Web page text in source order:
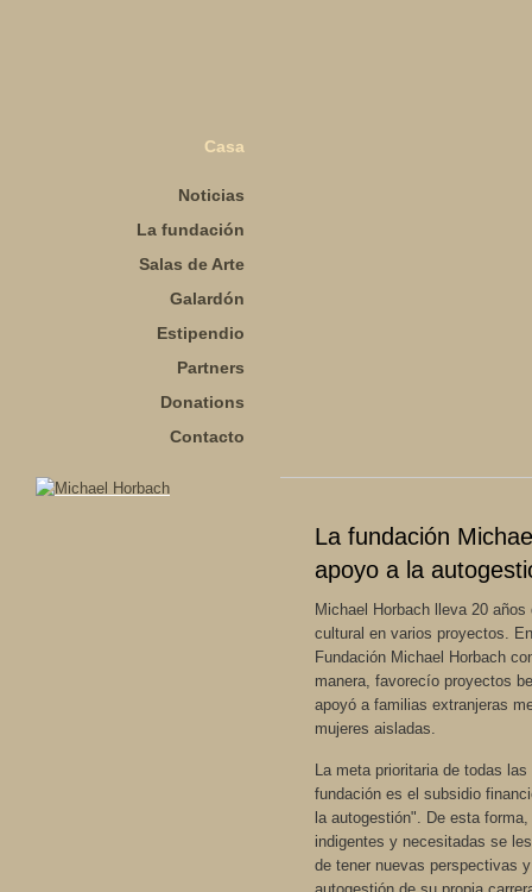
Casa
Noticias
La fundación
Salas de Arte
Galardón
Estipendio
Partners
Donations
Contacto
La fundación
apoyo a la
Michael Horbach lleva 20
cultural en varios proyectos.
Fundación Michael Horbach
manera, favorecío proyectos
apoyó a familias extranjeras
mujeres aisladas.
La meta prioritaria de todas
fundación es el subsidio
la autogestión". De esta
indigentes y necesitadas se
de tener nuevas perspectivas